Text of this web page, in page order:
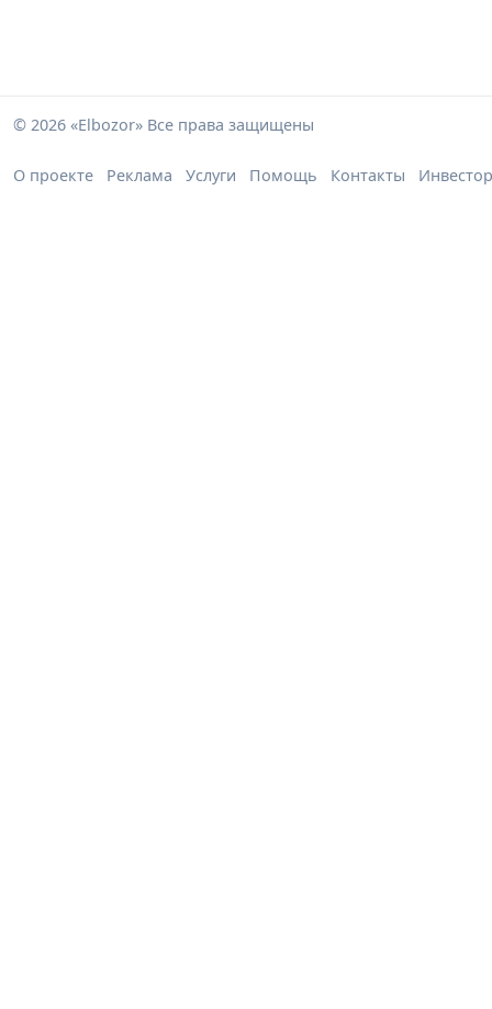
© 2026 «Elbozor» Все права защищены
О проекте Реклама Услуги Помощь Контакты